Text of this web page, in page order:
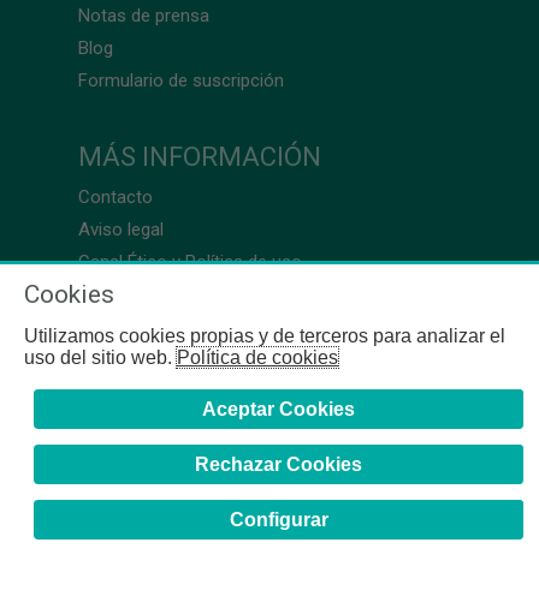
Notas de prensa
Blog
Formulario de suscripción
MÁS INFORMACIÓN
Contacto
Aviso legal
Canal Ético y Política de uso
Cookies
Utilizamos cookies propias y de terceros para analizar el
uso del sitio web.Política de cookies
Aceptar Cookies
Rechazar Cookies
Configurar